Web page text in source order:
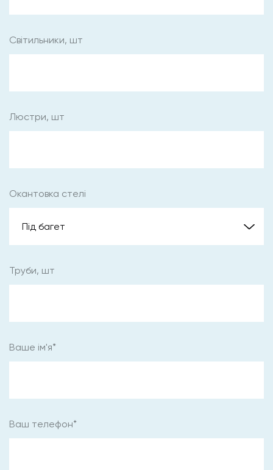
Світильники, шт
Люстри, шт
Окантовка стелі
Труби, шт
Ваше ім'я*
Ваш телефон*